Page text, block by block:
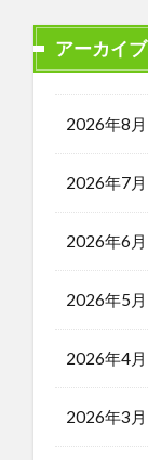
アーカイブ
2026年8月
2026年7月
2026年6月
2026年5月
2026年4月
2026年3月